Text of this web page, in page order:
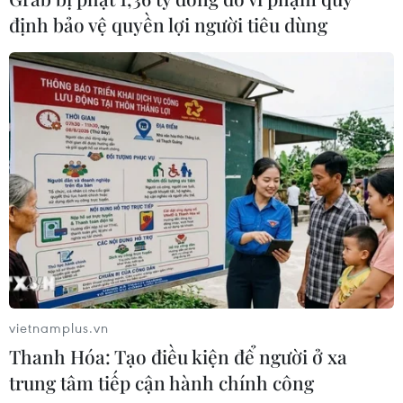
05/08/2026 23:43
Bất ổn địa chính trị kìm hãm tăng
trưởng Eurozone
05/08/2026 22:59
Tổng thống Nga thay đổi vị
trí các chỉ huy tại mặt trận Ukraine
05/08/2026 15:26
Đâm dao ở trung tâm London, một
nữ nghi phạm bị bắt giữ
định bảo vệ quyền lợi người tiêu dùng
vietnamplus.vn
Thanh Hóa: Tạo điều kiện để người ở xa
trung tâm tiếp cận hành chính công